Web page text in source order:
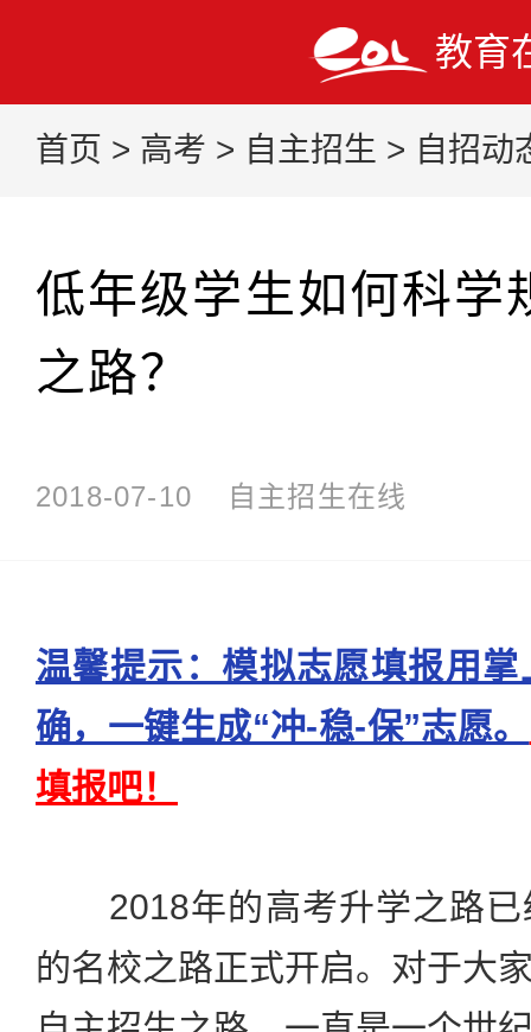
教育
首页 > 高考 > 自主招生 > 自招动
低年级学生如何科学
之路？
2018-07-10 自主招生在线
温馨提示：模拟志愿填报用
确，一键生成“冲-稳-保”志愿。
填报吧！
2018年的高考升学之路已
的名校之路正式开启。对于大